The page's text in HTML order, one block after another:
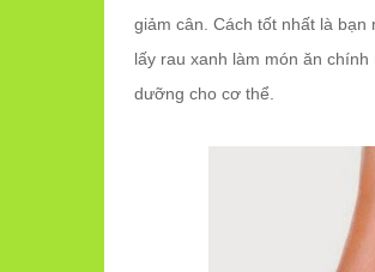
giảm cân. Cách tốt nhất là
lấy rau xanh làm món ăn
dưỡng cho cơ thể.